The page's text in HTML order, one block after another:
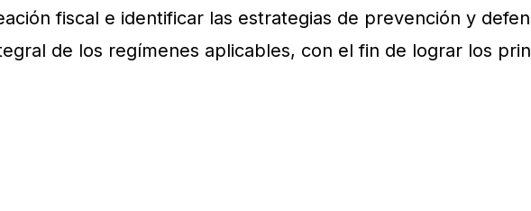
fiscal e identificar las estrategias de prevención y
de los regímenes aplicables, con el fin de lograr los